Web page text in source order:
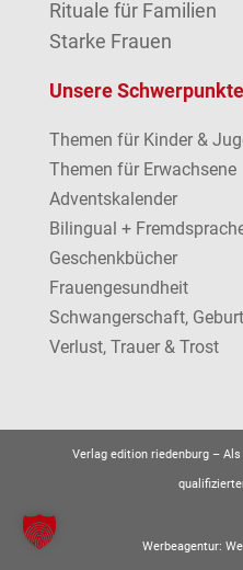
Rituale für Familien
Starke Frauen
Unsere Schwerpunkte
Themen für Kinder &
Themen für Erwachsene
Adventskalender
Bilingual +
Geschenkbücher
Frauengesundheit
Schwangerschaft,
Verlust, Trauer & Trost
Verlag edition riedenburg –Als
Werbeagentur: